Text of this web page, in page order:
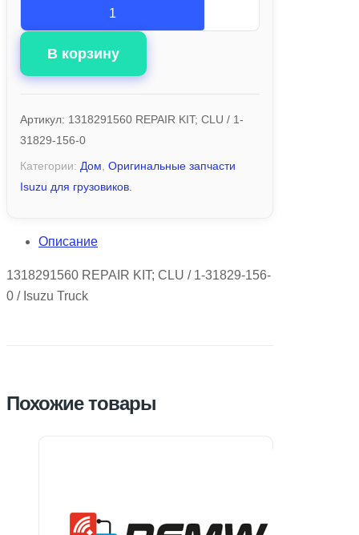
В корзину
Артикул: 1318291560 REPAIR KIT; CLU / 1-
31829-156-0
Категории: Дом Оригинальные запчасти
Isuzu для грузовиков.
Описание
1318291560 REPAIR KIT; CLU / 1-31829-156-
0 / Isuzu Truck
Похожие товары